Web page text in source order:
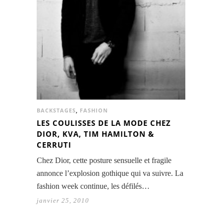
BACKSTAGES, FASHION
LES COULISSES DE LA MODE CHEZ
DIOR, KVA, TIM HAMILTON &
CERRUTI
Chez Dior, cette posture sensuelle et fragile
annonce l’explosion gothique qui va suivre. La
fashion week continue, les défilés…
janvier 25, 2010